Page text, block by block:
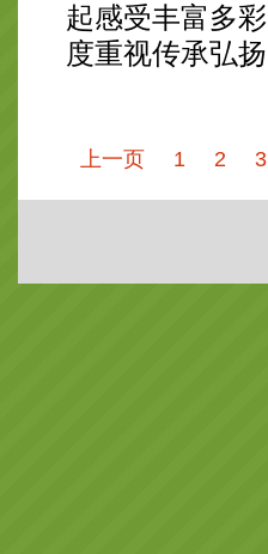
起感受丰富多
度重视传承弘
上一页 1 2 3